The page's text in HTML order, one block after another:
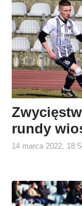
rundy
14 marca 2022,